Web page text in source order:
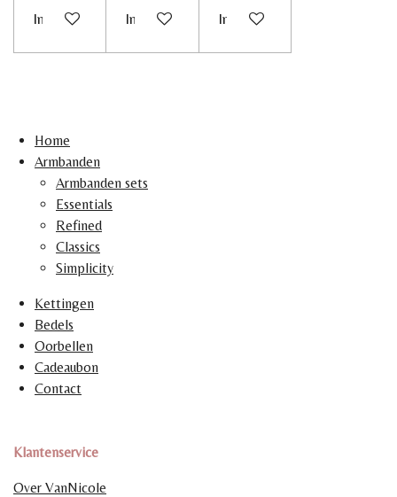
In winkelwagenIn winkelwagenIn winkelwagen
Home
Armbanden
Armbanden sets
Essentials
Refined
Classics
Simplicity
Kettingen
Bedels
Oorbellen
Cadeaubon
Contact
Klantenservice
Over VanNicole